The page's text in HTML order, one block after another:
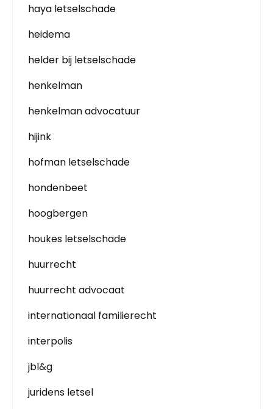
haya letselschade
heidema
helder bij letselschade
henkelman
henkelman advocatuur
hijink
hofman letselschade
hondenbeet
hoogbergen
houkes letselschade
huurrecht
huurrecht advocaat
internationaal familierecht
interpolis
jbl&g
juridens letsel